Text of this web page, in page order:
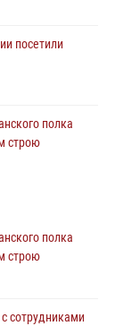
посетили
полка
строю
окружном этапе
Кристины
полка
строю
сотрудниками